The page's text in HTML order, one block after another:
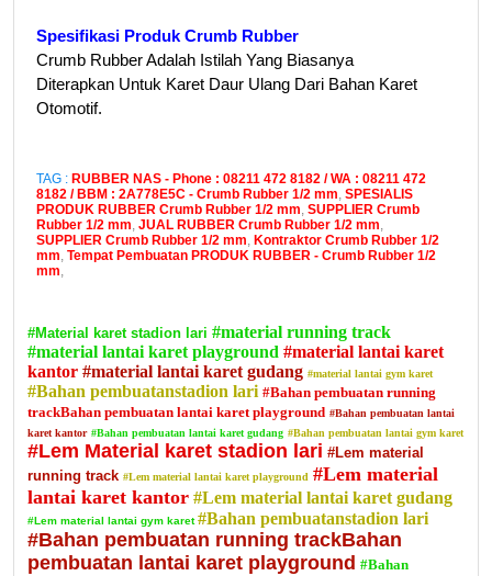
Spesifikasi Produk Crumb Rubber
Crumb Rubber Adalah Istilah Yang Biasanya
Diterapkan Untuk Karet Daur Ulang Dari Bahan Karet
Otomotif.
TAG : RUBBER NAS - Phone : 08211 472 8182 / WA : 08211 472
8182 / BBM : 2A778E5C - Crumb Rubber 1/2 mm, SPESIALIS
PRODUK RUBBER Crumb Rubber 1/2 mm, SUPPLIER Crumb
Rubber 1/2 mm, JUAL RUBBER Crumb Rubber 1/2 mm,
SUPPLIER Crumb Rubber 1/2 mm, Kontraktor Crumb Rubber 1/2
mm, Tempat Pembuatan PRODUK RUBBER - Crumb Rubber 1/2
mm,
#Material karet stadion lari #material running track
#material lantai karet playground #material lantai karet
kantor #material lantai karet gudang #material lantai gym karet
#Bahan pembuatanstadion lari #Bahan pembuatan running
trackBahan pembuatan lantai karet playground #Bahan pembuatan lantai
karet kantor #Bahan pembuatan lantai karet gudang #Bahan pembuatan lantai gym karet
#Lem Material karet stadion lari #Lem material
running track #Lem material lantai karet playground #Lem material
lantai karet kantor #Lem material lantai karet gudang
#Lem material lantai gym karet#Bahan pembuatanstadion lari
#Bahan pembuatan running trackBahan
pembuatan lantai karet playground #Bahan